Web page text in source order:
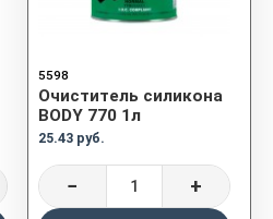
5598
Очиститель силикона
BODY 770 1л
25.43 руб.
− +